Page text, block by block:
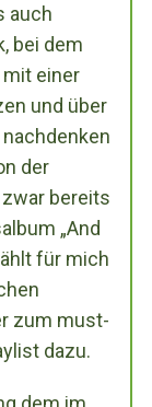
auch
bei dem
einer
und über
der
bereits
„And
für mich
zum must-
dazu.